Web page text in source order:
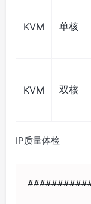
KVM 单核
KVM 双核
IP质量体检